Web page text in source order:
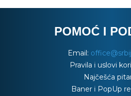
POMOĆ I
Email:
Pravila i uslovi
Najčešća
Baner i PopUp